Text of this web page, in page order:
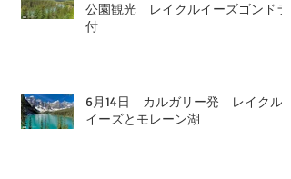
公園観光 レイクルイーズゴンドラ
付
6月14日 カルガリー発 レイクル
イーズとモレーン湖